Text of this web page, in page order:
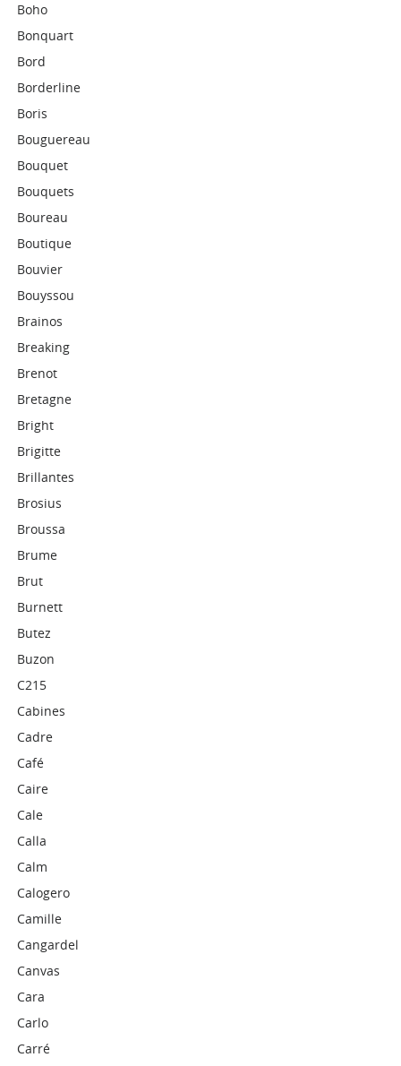
Boho
Bonquart
Bord
Borderline
Boris
Bouguereau
Bouquet
Bouquets
Boureau
Boutique
Bouvier
Bouyssou
Brainos
Breaking
Brenot
Bretagne
Bright
Brigitte
Brillantes
Brosius
Broussa
Brume
Brut
Burnett
Butez
Buzon
C215
Cabines
Cadre
Café
Caire
Cale
Calla
Calm
Calogero
Camille
Cangardel
Canvas
Cara
Carlo
Carré